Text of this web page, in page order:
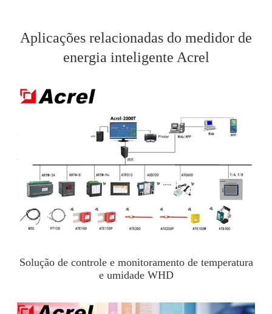
Aplicações relacionadas do medidor de
energia inteligente Acrel
Solução de controle e monitoramento de temperatura
e umidade WHD